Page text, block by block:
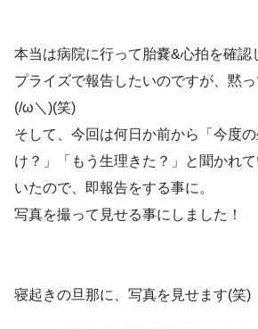
本当は病院に行って胎嚢&心拍を確認
プライズで報告したいのですが、黙
(/ω＼)(笑)
そして、今回は何日か前から「今度
け？」「もう生理きた？」と聞かれ
いたので、即報告をする事に。
写真を撮って見せる事にしました！
寝起きの旦那に、写真を見せます(笑)